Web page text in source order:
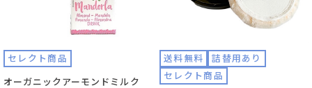
セレクト商品
オーガニックアーモンドミルク
送料無料
詰替用あり
セレクト商品